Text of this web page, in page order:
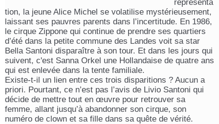
représenta
tion, la jeune Alice Michel se volatilise mystérieusement,
laissant ses pauvres parents dans l’incertitude. En 1986,
le cirque Zippone qui continue de prendre ses quartiers
d’été dans la petite commune des Landes voit sa star
Bella Santoni disparaître à son tour. Et dans les jours qui
suivent, c'est Sanna Orkel une Hollandaise de quatre ans
qui est enlevée dans la tente familiale.
Existe-t-il un lien entre ces trois disparitions ? Aucun a
priori. Pourtant, ce n’est pas l’avis de Livio Santoni qui
décide de mettre tout en œuvre pour retrouver sa
femme, allant jusqu’à abandonner son cirque, son
numéro de clown et sa fille dans sa quête de vérité.